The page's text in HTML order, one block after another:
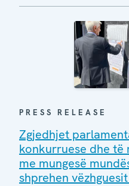
PRESS RELEASE
Zgjedhjet
konkurruese dhe
me mungesë
shprehen